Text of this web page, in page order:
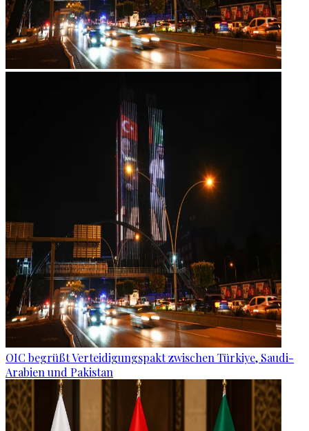
OIC begrüßt Verteidigungspakt zwischen Türkiye, Saudi-
Arabien und Pakistan